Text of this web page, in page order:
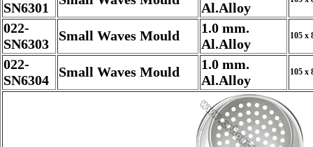
SN6301
Al.Alloy
022-
SN6303
Small Waves Mould
1.0 mm.
Al.Alloy
105 x
022-
SN6304
Small Waves Mould
1.0 mm.
Al.Alloy
105 x